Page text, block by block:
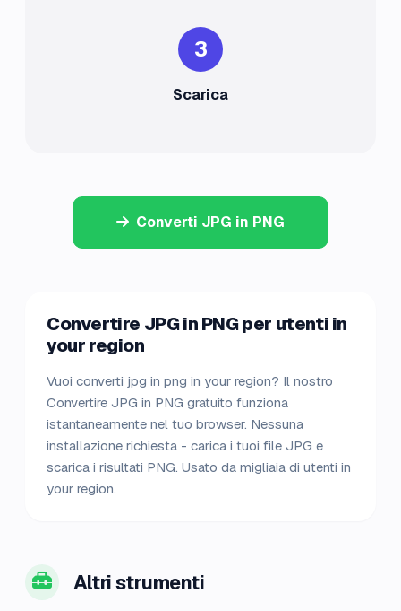
3
Scarica
Converti JPG in PNG
Convertire JPG in PNG per utenti in
your region
Vuoi converti jpg in png in your region? Il nostro
Convertire JPG in PNG gratuito funziona
istantaneamente nel tuo browser. Nessuna
installazione richiesta - carica i tuoi file JPG e
scarica i risultati PNG. Usato da migliaia di utenti in
your region.
Altri strumenti